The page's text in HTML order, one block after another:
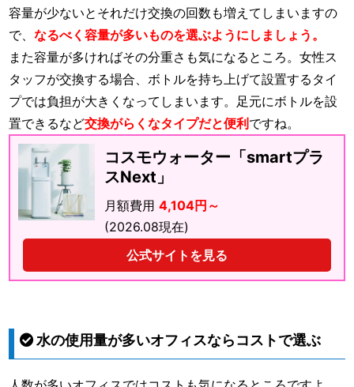
容量が少ないとそれだけ交換の回数も増えてしまいますの
で、なるべく容量が多いものを選ぶようにしましょう。
また容量が多ければその分重さも気になるところ。女性ス
タッフが交換する場合、ボトルを持ち上げて設置するタイ
プでは負担が大きくなってしまいます。足元にボトルを設
置できるなど交換がらくなタイプだと便利 ですね。
コスモウォーター「smartプラ
スNext」
月額費用 4,104円～
(2026.08現在)
公式サイトを見る
水の使用量が多いオフィスならコストで選ぶ